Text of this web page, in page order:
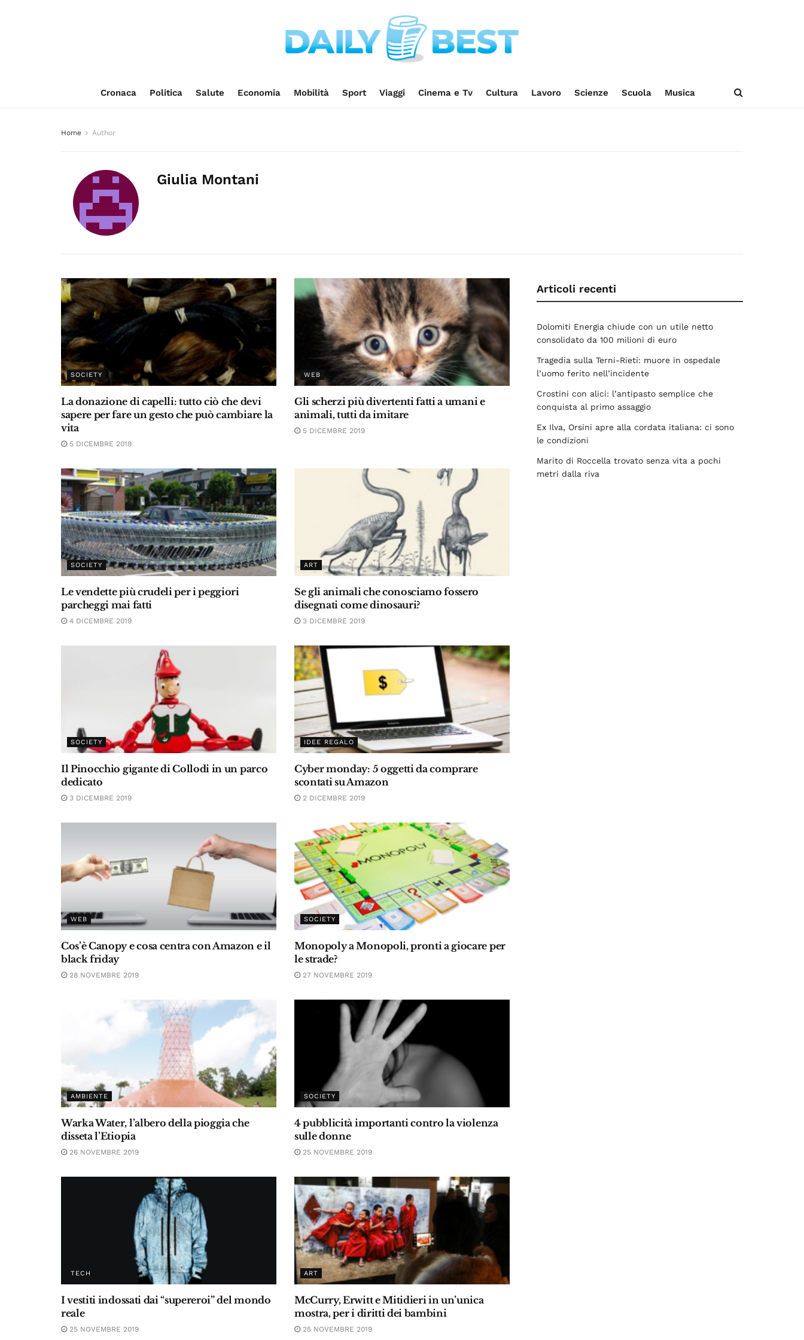
Cronaca Politica Salute Economia Mobilità Sport Viaggi Cinema e Tv Cultura Lavoro Scienze Scuola Musica
Home Author
Giulia Montani
SOCIETY
La donazione di capelli: tutto ciò che devi
sapere per fare un gesto che può cambiare la
vita
5 DICEMBRE 2019
WEB
Gli scherzi più divertenti fatti a umani e
animali, tutti da imitare
5 DICEMBRE 2019
SOCIETY
Le vendette più crudeli per i peggiori
parcheggi mai fatti
4 DICEMBRE 2019
ART
Se gli animali che conosciamo fossero
disegnati come dinosauri?
3 DICEMBRE 2019
SOCIETY
Il Pinocchio gigante di Collodi in un parco
dedicato
3 DICEMBRE 2019
IDEE REGALO
Cyber monday: 5 oggetti da comprare
scontati su Amazon
2 DICEMBRE 2019
WEB
Cos’è Canopy e cosa centra con Amazon e il
black friday
28 NOVEMBRE 2019
SOCIETY
Monopoly a Monopoli, pronti a giocare per
le strade?
27 NOVEMBRE 2019
AMBIENTE
Warka Water, l’albero della pioggia che
disseta l’Etiopia
26 NOVEMBRE 2019
SOCIETY
4 pubblicità importanti contro la violenza
sulle donne
25 NOVEMBRE 2019
TECH
I vestiti indossati dai “supereroi” del mondo
reale
25 NOVEMBRE 2019
ART
McCurry, Erwitt e Mitidieri in un’unica
mostra, per i diritti dei bambini
25 NOVEMBRE 2019
Articoli recenti
Dolomiti Energia chiude con un utile netto
consolidato da 100 milioni di euro
Tragedia sulla Terni-Rieti: muore in ospedale
l’uomo ferito nell’incidente
Crostini con alici: l’antipasto semplice che
conquista al primo assaggio
Ex Ilva, Orsini apre alla cordata italiana: ci sono
le condizioni
Marito di Roccella trovato senza vita a pochi
metri dalla riva